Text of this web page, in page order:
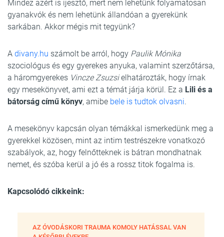
Mindez azért is ijesztő, mert nem lehetünk folyamatosan
gyanakvók és nem lehetünk állandóan a gyerekünk
sarkában. Akkor mégis mit tegyünk?
A divany.hu számolt be arról, hogy Paulik Mónika
szociológus és egy gyerekes anyuka, valamint szerzőtársa,
a háromgyerekes Vincze Zsuzsielhatározták, hogy írnak
egy mesekönyvet, ami ezt a témát járja körül. Ez a Lili és a
bátorság című könyv, amibe bele is tudtok olvasni.
A mesekönyv kapcsán olyan témákkal ismerkedünk meg a
gyerekkel közösen, mint az intim testrészekre vonatkozó
szabályok, az, hogy felnőtteknek is bátran mondhatnak
nemet, és szóba kerül a jó és a rossz titok fogalma is.
Kapcsolódó cikkeink:
AZ ÓVODÁSKORI TRAUMA KOMOLY HATÁSSAL VAN